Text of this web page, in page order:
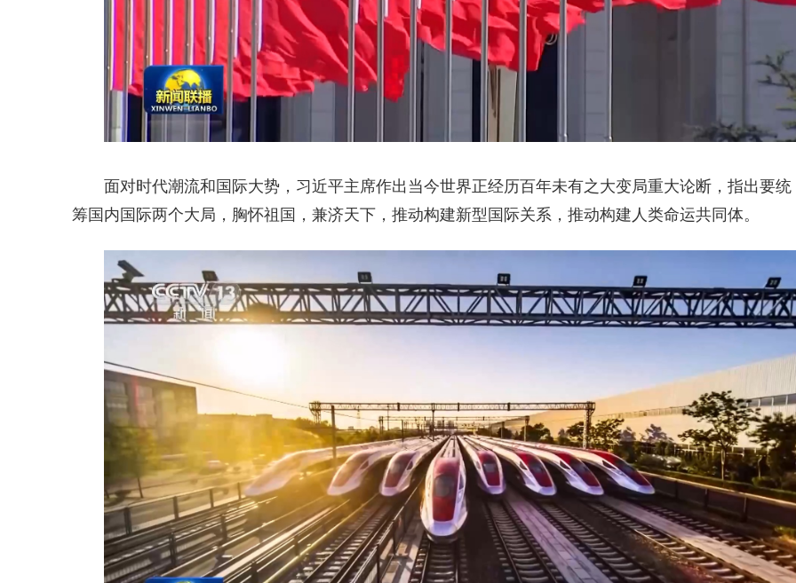
面对时代潮流和国际大势，习近平主席作出当今世界正经历百年未有之大变局重大论断，指出要统
筹国内国际两个大局，胸怀祖国，兼济天下，推动构建新型国际关系，推动构建人类命运共同体。